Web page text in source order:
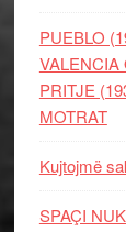
PUEBLO
PRITJE
MOTRAT
Kujtojmë
SPAÇI